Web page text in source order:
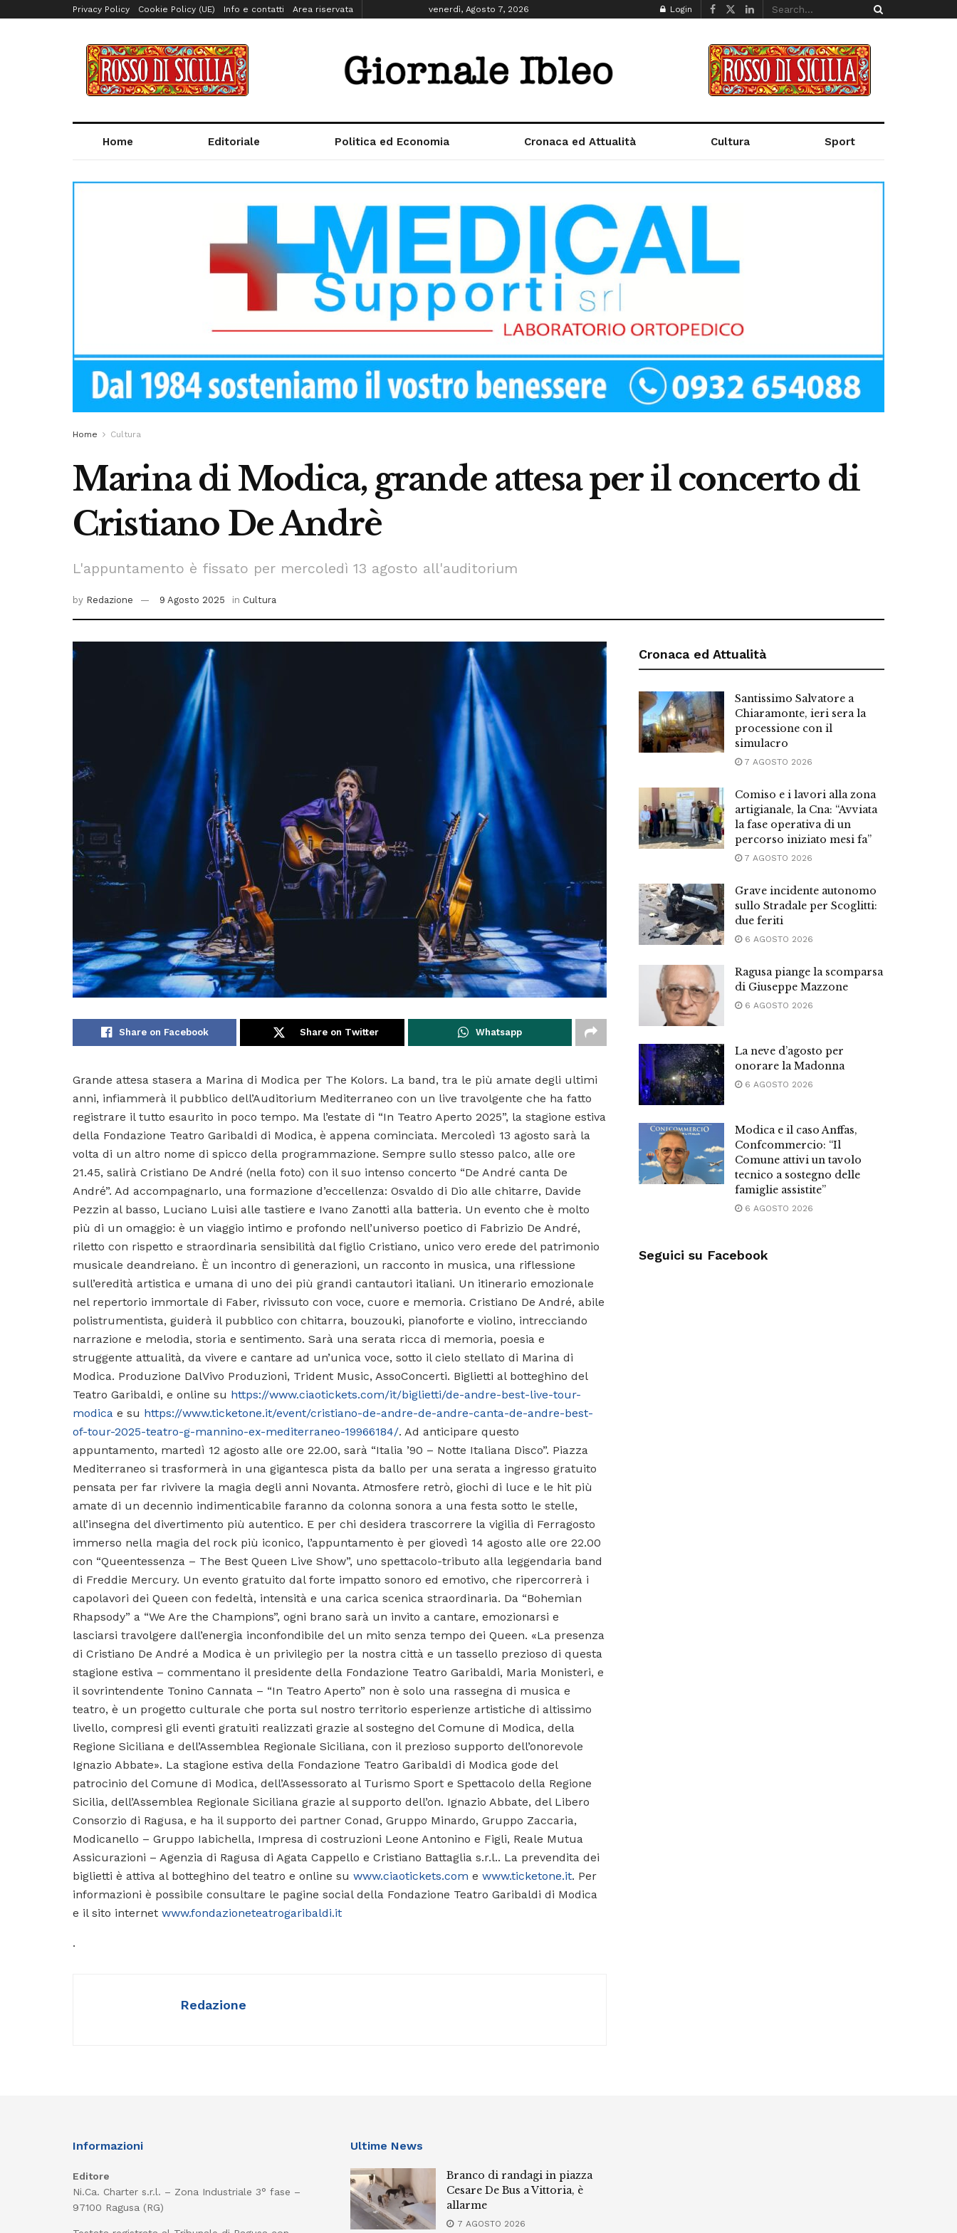
Privacy Policy Cookie Policy (UE) Info e contatti Area riservata venerdì, Agosto 7, 2026 Login
Home Editoriale Politica ed Economia Cronaca ed Attualità Cultura Sport
Home Cultura
Marina di Modica, grande attesa per il concerto di
Cristiano De Andrè
L'appuntamento è fissato per mercoledì 13 agosto all'auditorium
by Redazione 9 Agosto 2025 in Cultura
Share on Facebook Share on Twitter Whatsapp
Grande attesa stasera a Marina di Modica per The Kolors. La band, tra le più amate degli ultimi
anni, infiammerà il pubblico dell’Auditorium Mediterraneo con un live travolgente che ha fatto
registrare il tutto esaurito in poco tempo. Ma l’estate di “In Teatro Aperto 2025”, la stagione estiva
della Fondazione Teatro Garibaldi di Modica, è appena cominciata. Mercoledì 13 agosto sarà la
volta di un altro nome di spicco della programmazione. Sempre sullo stesso palco, alle ore
21.45, salirà Cristiano De André (nella foto) con il suo intenso concerto “De André canta De
André”. Ad accompagnarlo, una formazione d’eccellenza: Osvaldo di Dio alle chitarre, Davide
Pezzin al basso, Luciano Luisi alle tastiere e Ivano Zanotti alla batteria. Un evento che è molto
più di un omaggio: è un viaggio intimo e profondo nell’universo poetico di Fabrizio De André,
riletto con rispetto e straordinaria sensibilità dal figlio Cristiano, unico vero erede del patrimonio
musicale deandreiano. È un incontro di generazioni, un racconto in musica, una riflessione
sull’eredità artistica e umana di uno dei più grandi cantautori italiani. Un itinerario emozionale
nel repertorio immortale di Faber, rivissuto con voce, cuore e memoria. Cristiano De André, abile
polistrumentista, guiderà il pubblico con chitarra, bouzouki, pianoforte e violino, intrecciando
narrazione e melodia, storia e sentimento. Sarà una serata ricca di memoria, poesia e
struggente attualità, da vivere e cantare ad un’unica voce, sotto il cielo stellato di Marina di
Modica. Produzione DalVivo Produzioni, Trident Music, AssoConcerti. Biglietti al botteghino del
Teatro Garibaldi, e online su https://www.ciaotickets.com/it/biglietti/de-andre-best-live-tour-
modica e su https://www.ticketone.it/event/cristiano-de-andre-de-andre-canta-de-andre-best-
of-tour-2025-teatro-g-mannino-ex-mediterraneo-19966184/. Ad anticipare questo
appuntamento, martedì 12 agosto alle ore 22.00, sarà “Italia ’90 – Notte Italiana Disco”. Piazza
Mediterraneo si trasformerà in una gigantesca pista da ballo per una serata a ingresso gratuito
pensata per far rivivere la magia degli anni Novanta. Atmosfere retrò, giochi di luce e le hit più
amate di un decennio indimenticabile faranno da colonna sonora a una festa sotto le stelle,
all’insegna del divertimento più autentico. E per chi desidera trascorrere la vigilia di Ferragosto
immerso nella magia del rock più iconico, l’appuntamento è per giovedì 14 agosto alle ore 22.00
con “Queentessenza – The Best Queen Live Show”, uno spettacolo-tributo alla leggendaria band
di Freddie Mercury. Un evento gratuito dal forte impatto sonoro ed emotivo, che ripercorrerà i
capolavori dei Queen con fedeltà, intensità e una carica scenica straordinaria. Da “Bohemian
Rhapsody” a “We Are the Champions”, ogni brano sarà un invito a cantare, emozionarsi e
lasciarsi travolgere dall’energia inconfondibile del un mito senza tempo dei Queen. «La presenza
di Cristiano De André a Modica è un privilegio per la nostra città e un tassello prezioso di questa
stagione estiva – commentano il presidente della Fondazione Teatro Garibaldi, Maria Monisteri, e
il sovrintendente Tonino Cannata – “In Teatro Aperto” non è solo una rassegna di musica e
teatro, è un progetto culturale che porta sul nostro territorio esperienze artistiche di altissimo
livello, compresi gli eventi gratuiti realizzati grazie al sostegno del Comune di Modica, della
Regione Siciliana e dell’Assemblea Regionale Siciliana, con il prezioso supporto dell’onorevole
Ignazio Abbate». La stagione estiva della Fondazione Teatro Garibaldi di Modica gode del
patrocinio del Comune di Modica, dell’Assessorato al Turismo Sport e Spettacolo della Regione
Sicilia, dell’Assemblea Regionale Siciliana grazie al supporto dell’on. Ignazio Abbate, del Libero
Consorzio di Ragusa, e ha il supporto dei partner Conad, Gruppo Minardo, Gruppo Zaccaria,
Modicanello – Gruppo Iabichella, Impresa di costruzioni Leone Antonino e Figli, Reale Mutua
Assicurazioni – Agenzia di Ragusa di Agata Cappello e Cristiano Battaglia s.r.l.. La prevendita dei
biglietti è attiva al botteghino del teatro e online su www.ciaotickets.com e www.ticketone.it. Per
informazioni è possibile consultare le pagine social della Fondazione Teatro Garibaldi di Modica
e il sito internet www.fondazioneteatrogaribaldi.it
.
Redazione
Cronaca ed Attualità
Santissimo Salvatore a
Chiaramonte, ieri sera la
processione con il
simulacro
7 AGOSTO 2026
Comiso e i lavori alla zona
artigianale, la Cna: “Avviata
la fase operativa di un
percorso iniziato mesi fa”
7 AGOSTO 2026
Grave incidente autonomo
sullo Stradale per Scoglitti:
due feriti
6 AGOSTO 2026
Ragusa piange la scomparsa
di Giuseppe Mazzone
6 AGOSTO 2026
La neve d’agosto per
onorare la Madonna
6 AGOSTO 2026
Modica e il caso Anffas,
Confcommercio: “Il
Comune attivi un tavolo
tecnico a sostegno delle
famiglie assistite”
6 AGOSTO 2026
Seguici su Facebook
Informazioni
Editore
Ni.Ca. Charter s.r.l. – Zona Industriale 3° fase –
97100 Ragusa (RG)
Ultime News
Branco di randagi in piazza
Cesare De Bus a Vittoria, è
allarme
7 AGOSTO 2026